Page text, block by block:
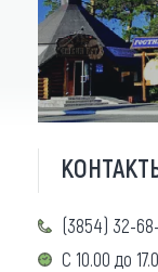
(3854) 32-
С 10.00 до